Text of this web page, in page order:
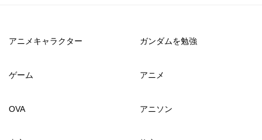
アニメキャラクター ガンダムを勉強
ゲーム アニメ
OVA アニソン